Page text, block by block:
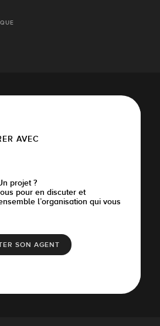
AVEC
projet ?
pour en discuter et
l’organisation qui vous
SON AGENT